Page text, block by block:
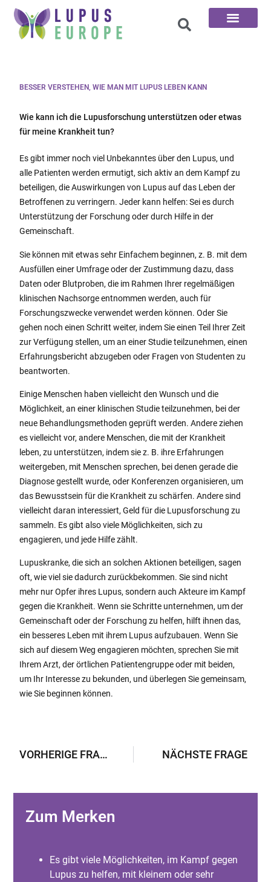
BESSER VERSTEHEN, WIE MAN MIT LUPUS LEBEN KANN
Wie kann ich die Lupusforschung unterstützen oder etwas
für meine Krankheit tun?
Es gibt immer noch viel Unbekanntes über den Lupus, und
alle Patienten werden ermutigt, sich aktiv an dem Kampf zu
beteiligen, die Auswirkungen von Lupus auf das Leben der
Betroffenen zu verringern. Jeder kann helfen: Sei es durch
Unterstützung der Forschung oder durch Hilfe in der
Gemeinschaft.
Sie können mit etwas sehr Einfachem beginnen, z. B. mit dem
Ausfüllen einer Umfrage oder der Zustimmung dazu, dass
Daten oder Blutproben, die im Rahmen Ihrer regelmäßigen
klinischen Nachsorge entnommen werden, auch für
Forschungszwecke verwendet werden können. Oder Sie
gehen noch einen Schritt weiter, indem Sie einen Teil Ihrer Zeit
zur Verfügung stellen, um an einer Studie teilzunehmen, einen
Erfahrungsbericht abzugeben oder Fragen von Studenten zu
beantworten.
Einige Menschen haben vielleicht den Wunsch und die
Möglichkeit, an einer klinischen Studie teilzunehmen, bei der
neue Behandlungsmethoden geprüft werden. Andere ziehen
es vielleicht vor, andere Menschen, die mit der Krankheit
leben, zu unterstützen, indem sie z. B. ihre Erfahrungen
weitergeben, mit Menschen sprechen, bei denen gerade die
Diagnose gestellt wurde, oder Konferenzen organisieren, um
das Bewusstsein für die Krankheit zu schärfen. Andere sind
vielleicht daran interessiert, Geld für die Lupusforschung zu
sammeln. Es gibt also viele Möglichkeiten, sich zu
engagieren, und jede Hilfe zählt.
Lupuskranke, die sich an solchen Aktionen beteiligen, sagen
oft, wie viel sie dadurch zurückbekommen. Sie sind nicht
mehr nur Opfer ihres Lupus, sondern auch Akteure im Kampf
gegen die Krankheit. Wenn sie Schritte unternehmen, um der
Gemeinschaft oder der Forschung zu helfen, hilft ihnen das,
ein besseres Leben mit ihrem Lupus aufzubauen. Wenn Sie
sich auf diesem Weg engagieren möchten, sprechen Sie mit
Ihrem Arzt, der örtlichen Patientengruppe oder mit beiden,
um Ihr Interesse zu bekunden, und überlegen Sie gemeinsam,
wie Sie beginnen können.
VORHERIGE FRAGE NÄCHSTE FRAGE
Zum Merken
Es gibt viele Möglichkeiten, im Kampf gegen
Lupus zu helfen, mit kleinem oder sehr